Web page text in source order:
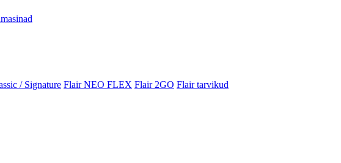
/ Signature Flair NEO FLEX Flair 2GO Flair tarvikud